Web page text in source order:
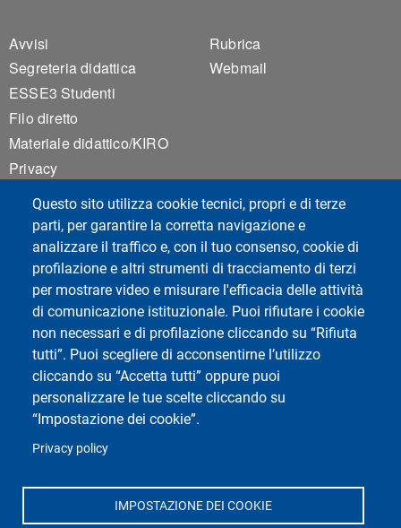
Questo sito utilizza cookie tecnici, propri e di terze
parti, per garantire la corretta navigazione e
analizzare il traffico e, con il tuo consenso, cookie di
profilazione e altri strumenti di tracciamento di terzi
per mostrare video e misurare l'efficacia delle attività
di comunicazione istituzionale. Puoi rifiutare i cookie
non necessari e di profilazione cliccando su “Rifiuta
tutti”. Puoi scegliere di acconsentirne l’utilizzo
cliccando su “Accetta tutti” oppure puoi
personalizzare le tue scelte cliccando su
“Impostazione dei cookie”.
Privacy policy
IMPOSTAZIONE DEI COOKIE
Footer 1
Avvisi
Segreteria didattica
ESSE3 Studenti
Filo diretto
Materiale didattico/KIRO
Privacy
Mappa del sito
Impostazioni Cookie
Footer 2
Rubrica
Webmail
Social del corso di laurea
Social di Ateneo